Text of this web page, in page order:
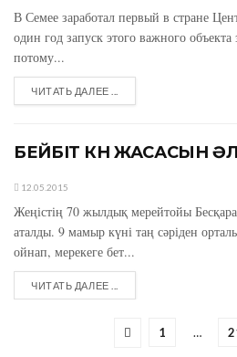
В Семее заработал первый в стране
один год запуск этого важного объекта
потому...
ЧИТАТЬ ДАЛЕЕ ...
БЕЙБІТ КҮН ЖАСАСЫН
12.05.2015
Жеңістің 70 жылдық мерейтойы
аталды. 9 мамыр күні таң сәріден
ойнап, мерекеге бет...
ЧИТАТЬ ДАЛЕЕ ...
1 …